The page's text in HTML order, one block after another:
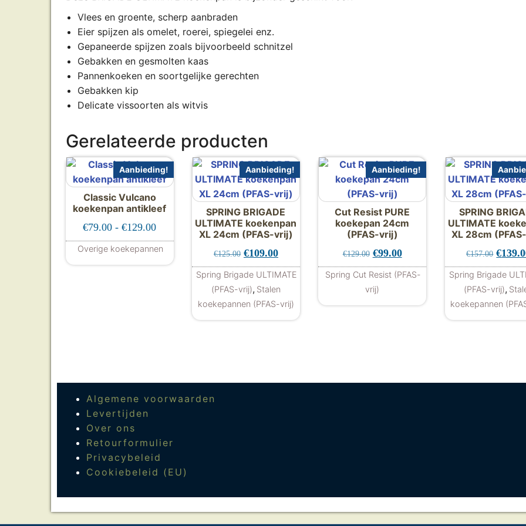
Vlees en groente, scherp aanbraden
Eier spijzen als omelet, roerei, spiegelei enz.
Gepaneerde spijzen zoals bijvoorbeeld schnitzel
Gebakken en gesmolten kaas
Pannenkoeken en soortgelijke gerechten
Gebakken kip
Delicate vissoorten als witvis
Gerelateerde producten
Aanbieding!
Classic Vulcano
koekenpan antikleef
€79.00 - €129.00Prijsklasse: €79.00 tot €129.00
Overige koekepannen
Dit product heeft meerdere variaties. Deze optie kan gekozen worden op de productpagina
Aanbieding!
SPRING BRIGADE
ULTIMATE koekenpan
XL 24cm (PFAS-vrij)
€125.00 Oorspronkelijke prijs was: €125.00.
€109.00Huidige prijs is: €109.00.
Spring Brigade ULTIMATE
(PFAS-vrij), Stalen
koekepannen (PFAS-vrij)
Aanbieding!
Cut Resist PURE
koekepan 24cm
(PFAS-vrij)
€129.00 Oorspronkelijke prijs was: €129.00.
€99.00Huidige prijs is: €99.00.
Spring Cut Resist (PFAS-
vrij)
SPRING
ULTIMATE
XL 28cm
€157.00 €
Spring Brigade
(PFAS-vrij),
koekepannen
Algemene voorwaarden
Levertijden
Over ons
Retourformulier
Privacybeleid
Cookiebeleid (EU)